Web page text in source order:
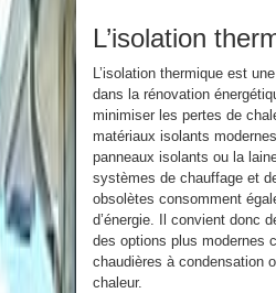
L’isolation
L’isolation thermique est
dans la rénovation
minimiser les pertes de
matériaux isolants
panneaux isolants ou la
systèmes de chauffage et
obsolètes consomment
d’énergie. Il convient donc
des options plus modernes
chaudières à condensation
chaleur.